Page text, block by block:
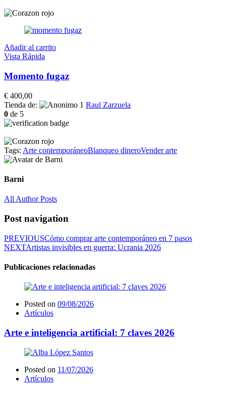
Añadir al carrito
Vista Rápida
Momento fugaz
€ 400,00
Tienda de:
Raul Zarzuela
0 de 5
Tags: Arte contemporáneoBlanqueo dineroVender arte
Barni
All Author Posts
Post navigation
PREVIOUSCómo comprar arte contemporáneo en 7 pasos
NEXTArtistas invisibles en guerra: Ucrania 2026
Publicaciones relacionadas
Posted on 09/08/2026
Artículos
Arte e inteligencia artificial: 7 claves 2026
Posted on 11/07/2026
Artículos